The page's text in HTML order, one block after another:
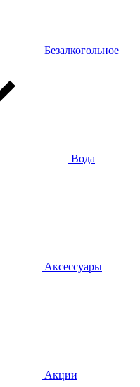
Безалкогольное
Вода
Аксессуары
Акции